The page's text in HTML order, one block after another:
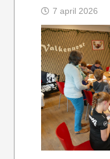
7 april 2026